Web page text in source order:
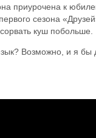
приурочена к
сезона
куш побольше.
Возможно, и я бы